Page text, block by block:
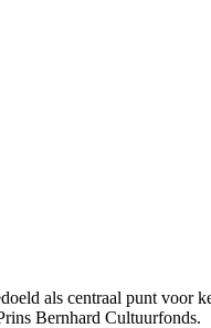
als centraal punt
Bernhard Cultuurfonds.